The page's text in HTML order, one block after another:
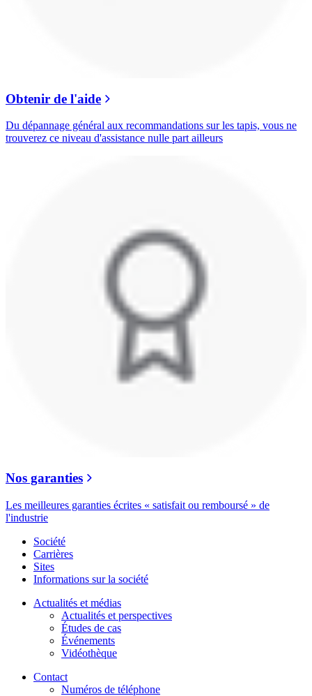
Obtenir de l'aide
Du dépannage général aux recommandations sur les tapis, vous ne
trouverez ce niveau d'assistance nulle part ailleurs
Nos garanties
Les meilleures garanties écrites « satisfait ou remboursé » de
l'industrie
Société
Carrières
Sites
Informations sur la société
Actualités et médias
Actualités et perspectives
Études de cas
Événements
Vidéothèque
Contact
Numéros de téléphone